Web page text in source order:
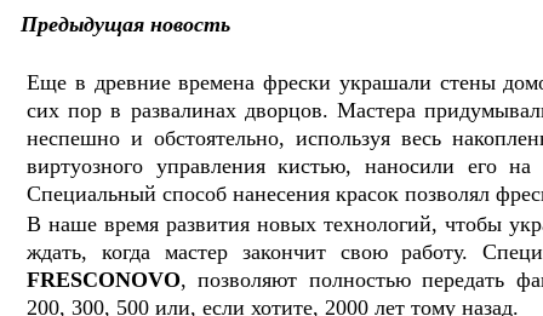
Предыдущая новость
Еще в древние времена фрески украшали стены
сих пор в развалинах дворцов. Мастера
неспешно и обстоятельно, используя весь
виртуозного управления кистью, наносили его на
Специальный способ нанесения красок позволял
В наше время развития новых технологий, чтобы
ждать, когда мастер закончит свою работу.
FRESCONOVO, позволяют полностью передать
200, 300, 500 или, если хотите, 2000 лет тому назад.